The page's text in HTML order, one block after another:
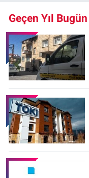
Geçen Yıl Bugün